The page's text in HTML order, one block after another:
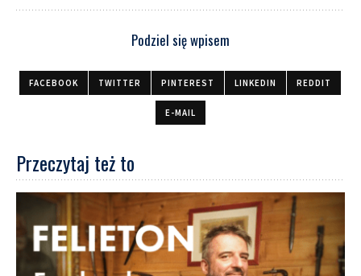
Podziel się wpisem
FACEBOOK TWITTER PINTEREST LINKEDIN REDDIT
E-MAIL
Przeczytaj też to